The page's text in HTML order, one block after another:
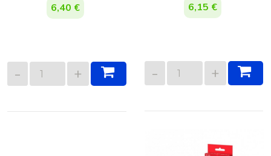
6,40 € 6,15 €